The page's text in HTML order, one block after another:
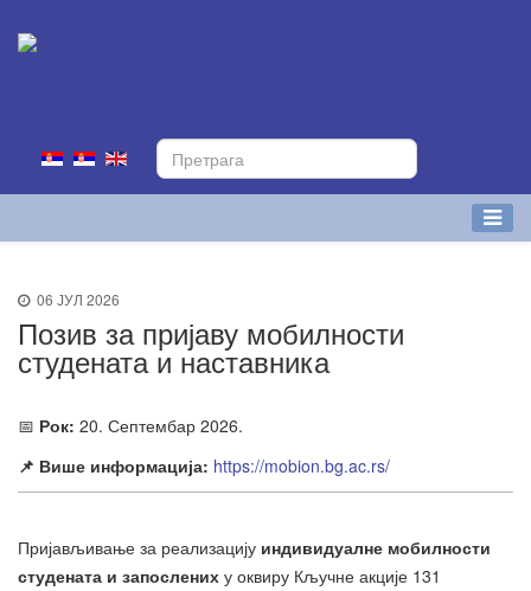
06 ЈУЛ 2026
Позив за пријаву мобилности
студената и наставника
📅 Рок: 20. Септембар 2026.
📌 Више информација: https://mobion.bg.ac.rs/
Пријављивање за реализацију индивидуалне мобилности
студената и запослених у оквиру Кључне акције 131